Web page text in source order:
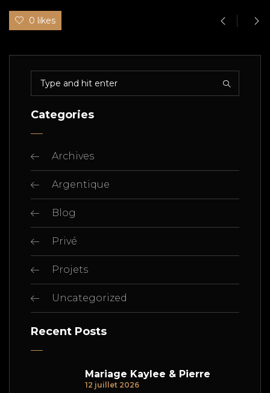
0 likes
Categories
Archives
Argentique
Blog
Privé
Projets
Uncategorized
Recent Posts
Mariage Kaylee & Pierre
12 juillet 2026